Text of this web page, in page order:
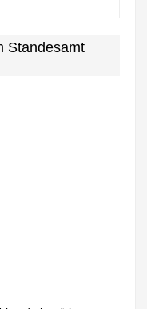
Standesamt